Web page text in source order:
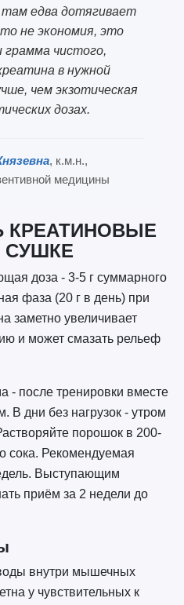
едва дотягивает
не экономия, это
грамма чистого,
в нужной
чем экзотическая
дозах.
, к.м.н.,
медицины
КРЕАТИНОВЫЕ
СУШКЕ
доза - 3-5 г суммарного
фаза (20 г в день) при
заметно увеличивает
и может смазать рельеф
- после тренировки вместе
В дни без нагрузок - утром
порошок в 200-
сока. Рекомендуемая
Выступающим
приём за 2 недели до
внутри мышечных
у чувствительных к